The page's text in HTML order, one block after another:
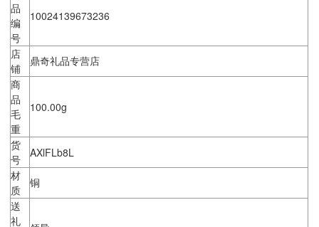
品
编
号
10024139673236
店
铺
鼎奇礼品专营店
商
品
毛
重
100.00g
货
号
AXlFLb8L
材
质
铜
送
礼